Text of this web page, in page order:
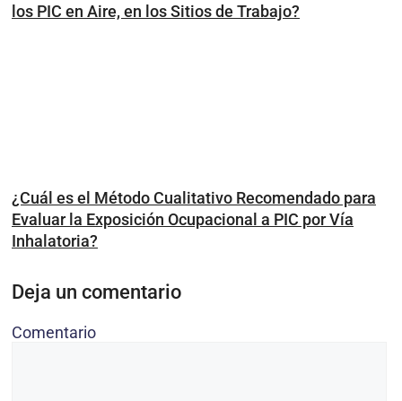
los PIC en Aire, en los Sitios de Trabajo?
¿Cuál es el Método Cualitativo Recomendado para
Evaluar la Exposición Ocupacional a PIC por Vía
Inhalatoria?
Deja un comentario
Comentario